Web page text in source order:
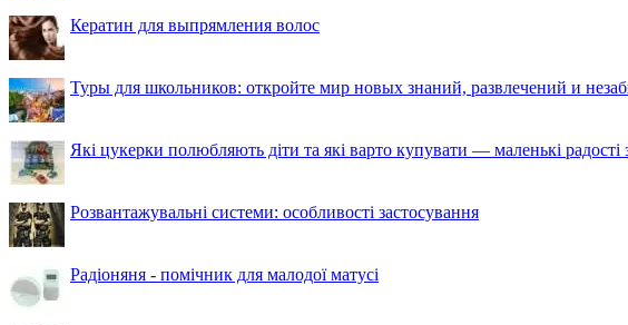
Кератин для выпрямления волос
Туры для школьников: откройте мир новых знаний, развлечений и
Які цукерки полюбляють діти та які варто купувати — маленькі радості
Розвантажувальні системи: особливості застосування
Радіоняня - помічник для малодої матусі